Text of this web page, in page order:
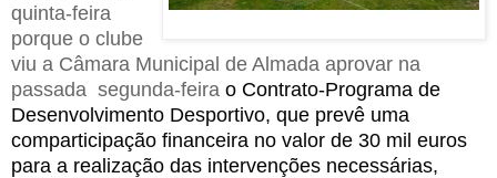
quinta-feira
porque o clube
viu a Câmara Municipal de Almada aprovar na
passada segunda-feira o Contrato-Programa de
Desenvolvimento Desportivo, que prevê uma
comparticipação financeira no valor de 30 mil euros
para a realização das intervenções necessárias,